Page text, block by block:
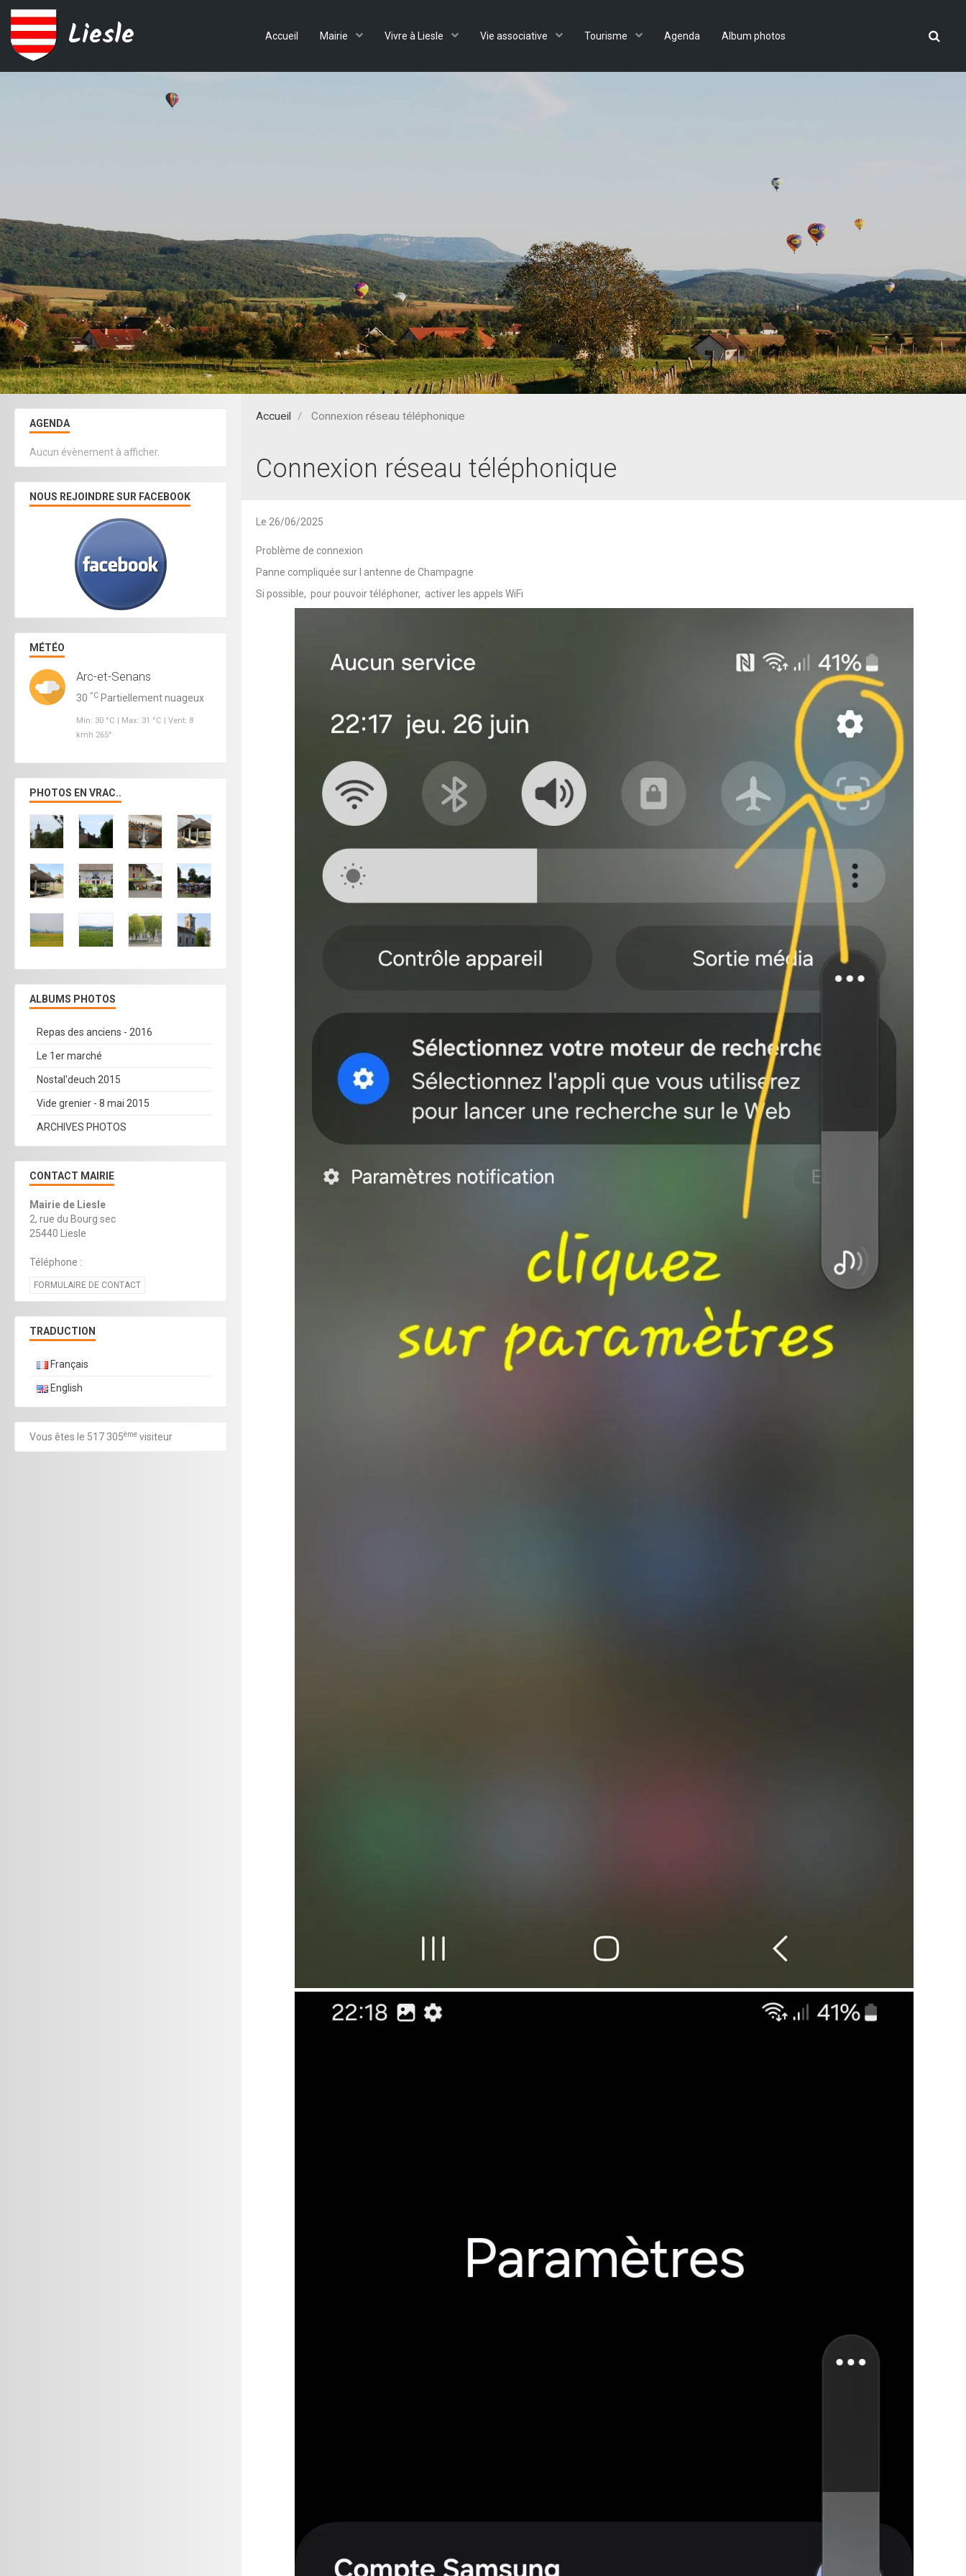
Liesle Accueil Mairie Vivre à Liesle Vie associative Tourisme Agenda Album photos
Accueil Connexion réseau téléphonique
Connexion réseau téléphonique
Le 26/06/2025
Problème de connexion
Panne compliquée sur l antenne de Champagne
Si possible, pour pouvoir téléphoner, activer les appels WiFi
AGENDA
Aucun évènement à afficher.
NOUS REJOINDRE SUR FACEBOOK
MÉTÉO
Arc-et-Senans
30 °C Partiellement nuageux
Min: 30 °C | Max: 31 °C | Vent: 8
kmh 265°
PHOTOS EN VRAC..
ALBUMS PHOTOS
Repas des anciens - 2016
Le 1er marché
Nostal'deuch 2015
Vide grenier - 8 mai 2015
ARCHIVES PHOTOS
CONTACT MAIRIE
Mairie de Liesle
2, rue du Bourg sec
25440 Liesle
Téléphone :
FORMULAIRE DE CONTACT
TRADUCTION
Français
English
Vous êtes le 517 305ème visiteur